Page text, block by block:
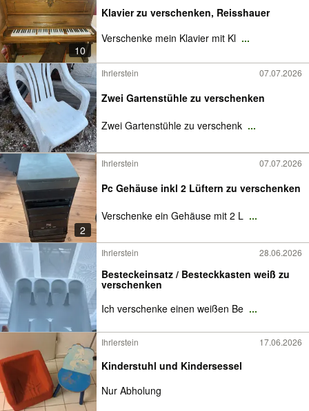
10
Klavier zu verschenken, Reisshauer
Verschenke mein Klavier mit Kl ...
Ihrlerstein 07.07.2026
Zwei Gartenstühle zu verschenken
Zwei Gartenstühle zu verschenk ...
2
Ihrlerstein 07.07.2026
Pc Gehäuse inkl 2 Lüftern zu verschenken
Verschenke ein Gehäuse mit 2 L ...
Ihrlerstein 28.06.2026
Besteckeinsatz / Besteckkasten weiß zu
verschenken
Ich verschenke einen weißen Be ...
Ihrlerstein 17.06.2026
Kinderstuhl und Kindersessel
Nur Abholung